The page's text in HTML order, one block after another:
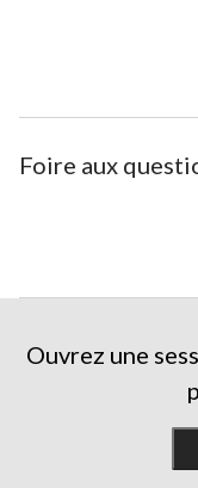
Foire aux
Ouvrez une